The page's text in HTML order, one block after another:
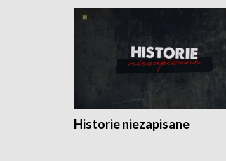
Historie niezapisane